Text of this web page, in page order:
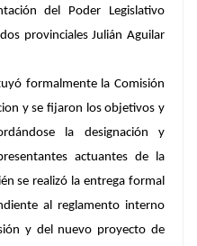
del Poder Legislativo
provinciales Julián Aguilar
formalmente la Comisión
y se fijaron los objetivos y
la designación y
actuantes de la
se realizó la entrega formal
al reglamento interno
y del nuevo proyecto de